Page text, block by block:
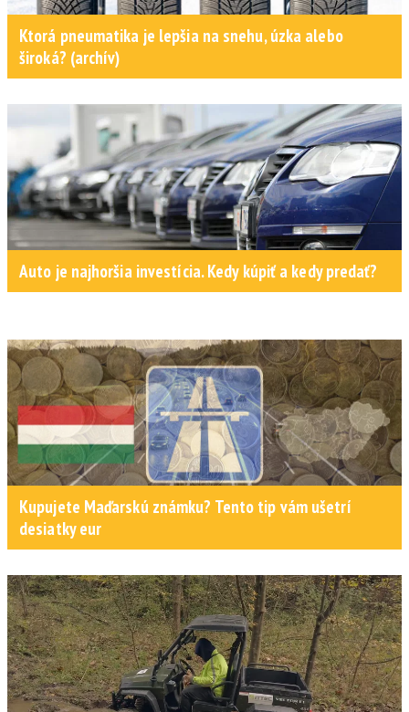
Ktorá pneumatika je lepšia na snehu, úzka alebo
široká? (archív)
Auto je najhoršia investícia. Kedy kúpiť a kedy predať?
Kupujete Maďarskú známku? Tento tip vám ušetrí
desiatky eur